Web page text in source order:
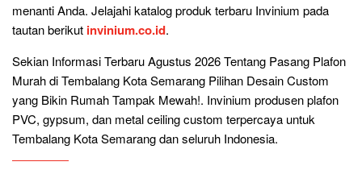
menanti Anda. Jelajahi katalog produk terbaru Invinium pada
tautan berikut invinium.co.id.
Sekian Informasi Terbaru Agustus 2026 Tentang Pasang Plafon
Murah di Tembalang Kota Semarang Pilihan Desain Custom
yang Bikin Rumah Tampak Mewah!. Invinium produsen plafon
PVC, gypsum, dan metal ceiling custom terpercaya untuk
Tembalang Kota Semarang dan seluruh Indonesia.